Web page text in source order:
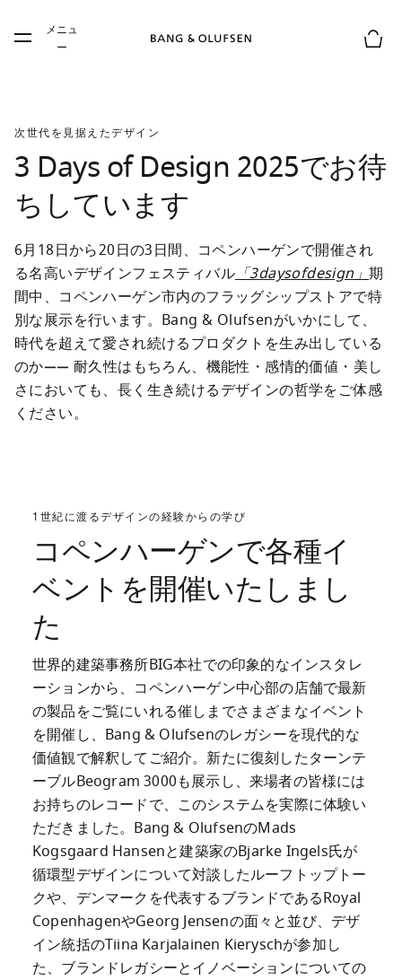
Skip to main footer
メニュ
ー
次世代を見据えたデザイン
3 Days of Design 2025でお待
ちしています
6月18日から20日の3日間、コペンハーゲンで開催され
る名高いデザインフェスティバル「3daysofdesign」期
間中、コペンハーゲン市内のフラッグシップストアで特
別な展示を行います。Bang & Olufsenがいかにして、
時代を超えて愛され続けるプロダクトを生み出している
のか―― 耐久性はもちろん、機能性・感情的価値・美し
さにおいても、長く生き続けるデザインの哲学をご体感
ください。
1世紀に渡るデザインの経験からの学び
コペンハーゲンで各種イ
ベントを開催いたしまし
た
世界的建築事務所BIG本社での印象的なインスタレ
ーションから、コペンハーゲン中心部の店舗で最新
の製品をご覧にいれる催しまでさまざまなイベント
を開催し、Bang & Olufsenのレガシーを現代的な
価値観で解釈してご紹介。新たに復刻したターンテ
ーブルBeogram 3000も展示し、来場者の皆様には
お持ちのレコードで、このシステムを実際に体験い
ただきました。Bang & OlufsenのMads
Kogsgaard Hansenと建築家のBjarke Ingels氏が
循環型デザインについて対談したルーフトップトー
クや、デンマークを代表するブランドであるRoyal
CopenhagenやGeorg Jensenの面々と並び、デザ
イン統括のTiina Karjalainen Kieryschが参加し
た、ブランドレガシーとイノベーションについての